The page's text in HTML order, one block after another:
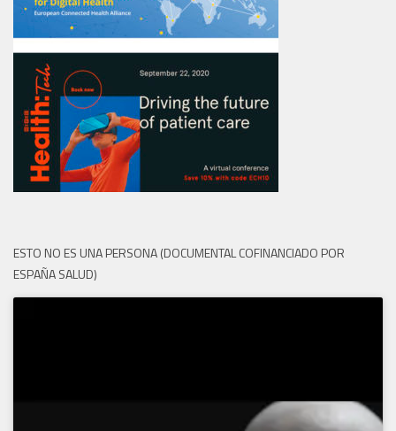
ESTO NO ES UNA PERSONA (DOCUMENTAL COFINANCIADO POR
ESPAÑA SALUD)